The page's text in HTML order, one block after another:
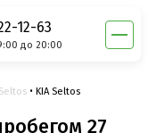
12-63
до 20:00
Seltos KIA Seltos
27